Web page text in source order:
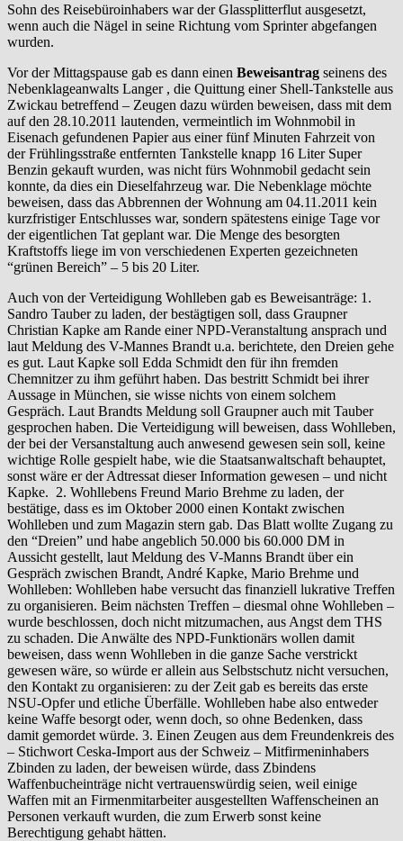
Sohn des Reisebüroinhabers war der Glassplitterflut ausgesetzt,
wenn auch die Nägel in seine Richtung vom Sprinter abgefangen
wurden.
Vor der Mittagspause gab es dann einen Beweisantrag seinens des
Nebenklageanwalts Langer , die Quittung einer Shell-Tankstelle aus
Zwickau betreffend – Zeugen dazu würden beweisen, dass mit dem
auf den 28.10.2011 lautenden, vermeintlich im Wohnmobil in
Eisenach gefundenen Papier aus einer fünf Minuten Fahrzeit von
der Frühlingsstraße entfernten Tankstelle knapp 16 Liter Super
Benzin gekauft wurden, was nicht fürs Wohnmobil gedacht sein
konnte, da dies ein Dieselfahrzeug war. Die Nebenklage möchte
beweisen, dass das Abbrennen der Wohnung am 04.11.2011 kein
kurzfristiger Entschlusses war, sondern spätestens einige Tage vor
der eigentlichen Tat geplant war. Die Menge des besorgten
Kraftstoffs liege im von verschiedenen Experten gezeichneten
“grünen Bereich” – 5 bis 20 Liter.
Auch von der Verteidigung Wohlleben gab es Beweisanträge: 1.
Sandro Tauber zu laden, der bestägtigen soll, dass Graupner
Christian Kapke am Rande einer NPD-Veranstaltung ansprach und
laut Meldung des V-Mannes Brandt u.a. berichtete, den Dreien gehe
es gut. Laut Kapke soll Edda Schmidt den für ihn fremden
Chemnitzer zu ihm geführt haben. Das bestritt Schmidt bei ihrer
Aussage in München, sie wisse nichts von einem solchem
Gespräch. Laut Brandts Meldung soll Graupner auch mit Tauber
gesprochen haben. Die Verteidigung will beweisen, dass Wohlleben,
der bei der Versanstaltung auch anwesend gewesen sein soll, keine
wichtige Rolle gespielt habe, wie die Staatsanwaltschaft behauptet,
sonst wäre er der Adtressat dieser Information gewesen – und nicht
Kapke. 2. Wohllebens Freund Mario Brehme zu laden, der
bestätige, dass es im Oktober 2000 einen Kontakt zwischen
Wohlleben und zum Magazin stern gab. Das Blatt wollte Zugang zu
den “Dreien” und habe angeblich 50.000 bis 60.000 DM in
Aussicht gestellt, laut Meldung des V-Manns Brandt über ein
Gespräch zwischen Brandt, André Kapke, Mario Brehme und
Wohlleben: Wohlleben habe versucht das finanziell lukrative Treffen
zu organisieren. Beim nächsten Treffen – diesmal ohne Wohlleben –
wurde beschlossen, doch nicht mitzumachen, aus Angst dem THS
zu schaden. Die Anwälte des NPD-Funktionärs wollen damit
beweisen, dass wenn Wohlleben in die ganze Sache verstrickt
gewesen wäre, so würde er allein aus Selbstschutz nicht versuchen,
den Kontakt zu organisieren: zu der Zeit gab es bereits das erste
NSU-Opfer und etliche Überfälle. Wohlleben habe also entweder
keine Waffe besorgt oder, wenn doch, so ohne Bedenken, dass
damit gemordet würde. 3. Einen Zeugen aus dem Freundenkreis des
– Stichwort Ceska-Import aus der Schweiz – Mitfirmeninhabers
Zbinden zu laden, der beweisen würde, dass Zbindens
Waffenbucheinträge nicht vertrauenswürdig seien, weil einige
Waffen mit an Firmenmitarbeiter ausgestellten Waffenscheinen an
Personen verkauft wurden, die zum Erwerb sonst keine
Berechtigung gehabt hätten.